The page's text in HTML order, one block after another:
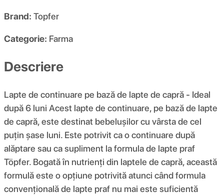
Brand: Topfer
Categorie: Farma
Descriere
Lapte de continuare pe bază de lapte de capră - Ideal
după 6 luni Acest lapte de continuare, pe bază de lapte
de capră, este destinat bebelușilor cu vârsta de cel
puțin șase luni. Este potrivit ca o continuare după
alăptare sau ca supliment la formula de lapte praf
Töpfer. Bogată în nutrienți din laptele de capră, această
formulă este o opțiune potrivită atunci când formula
convențională de lapte praf nu mai este suficientă